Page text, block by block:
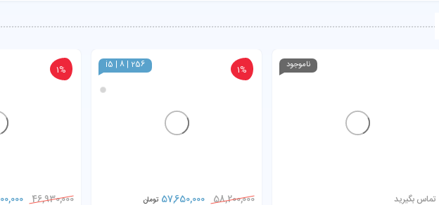
8GB DDR4‑2133MHz (یک‌اسلات، قابل ارتقا تا 16GB)
256GB SSD (M.2 NVMe/SATA)
حدود 1.18 کیلوگرم
ناموجود
تماس بگیرید
i5 | 8 | 256 1%
58,200,000
57,650,000 تومان
1%
46,930,000